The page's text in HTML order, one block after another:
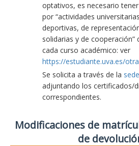
optativos, es necesario
por “actividades
deportivas, de
solidarias y de cooperación”
cada curso académico: ver
https://estudiante.uva.es/
Se solicita a través de la
adjuntando los certificados/
correspondientes.
Modificaciones de
de